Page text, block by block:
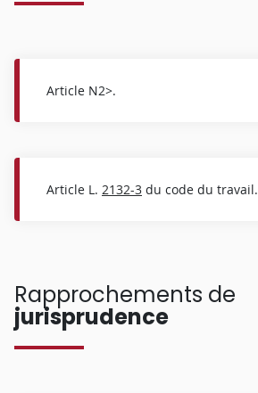
Article N2>.
Article L. 2132-3 du code du travail.
Rapprochements de
jurisprudence